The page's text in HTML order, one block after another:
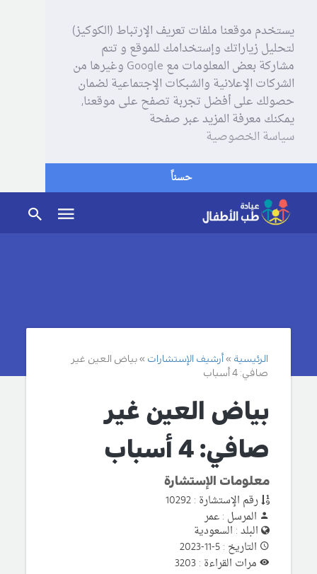
يستخدم موقعنا ملفات تعريف الإرتباط (الكوكيز)
لتحليل زياراتك وإستخدامك للموقع و تتم
مشاركة بعض المعلومات مع Google وغيرها من
الشركات الإعلانية والشبكات الإجتماعية لضمان
حصولك على أفضل تجربة تصفح على موقعنا,
يمكنك معرفة المزيد عبر صفحة
سياسة الخصوصية
حسناً
الرئيسية أرشيف الإستشارات
بياض العين غير
صافي: 4 أسباب
بياض العين غير
صافي: 4 أسباب
معلومات الإستشارة
رقم الإستشارة : 10292
المرسل : عمر
البلد : السعودية
التاريخ : 5-11-2023
مرات القراءة : 3203